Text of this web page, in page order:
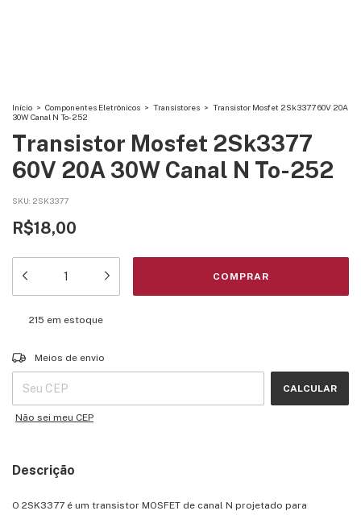
Início > Componentes Eletrônicos > Transistores > Transistor Mosfet 2Sk3377 60V 20A
30W Canal N To-252
Transistor Mosfet 2Sk3377
60V 20A 30W Canal N To-252
SKU: 2SK3377
R$18,00
215 em estoque
Entregas para o CEP:
Meios de envio
CALCULAR
Não sei meu CEP
Descrição
O 2SK3377 é um transistor MOSFET de canal N projetado para